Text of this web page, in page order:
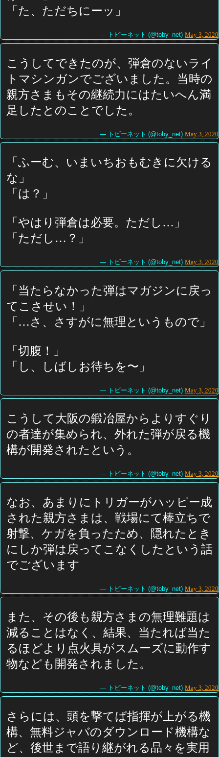
「た、ただちにーッ」
— トビーネット (@toby_net) May 3, 2020
こうしてできたのが、弾倉のないライ
トマシンガンでございました。当時の
親方さまもその継続力にはたいへん満
足したとのことでした。
— トビーネット (@toby_net) May 3, 2020
「ふーむ、いまいちおもむきに欠ける
な」
「は？」
「やはり弾倉は必要。ただし…」
「ただし…？」
— トビーネット (@toby_net) May 3, 2020
「当たらなかった弾はマガジンに戻っ
てこさせい！」
「…さ、さすがに無理というもので」
「切腹！」
「し、しばしお待ちを〜」
— トビーネット (@toby_net) May 3, 2020
こうして大阪の鍛冶屋からよりすぐり
の者達が集められ、外れた弾が戻る機
構が開発されたという。
— トビーネット (@toby_net) May 3, 2020
なお、あまりにトリガーがハッピー成
された親方さまは、戦場にて棒立ちで
射撃、ケガを負ったため、隠れたとき
にしか弾は戻ってこなくしたという話
でございます
— トビーネット (@toby_net) May 3, 2020
また、その後も親方さまの無理難題は
減ることはなく、結果、当たれば当た
るほどより点火具がスムーズに動作す
物なども開発されました。
— トビーネット (@toby_net) May 3, 2020
さらには、頭を撃てば指揮が上がる機
構、無料ジャバのダウンロード機構な
ど、後世まで語り継がれる品々を実用